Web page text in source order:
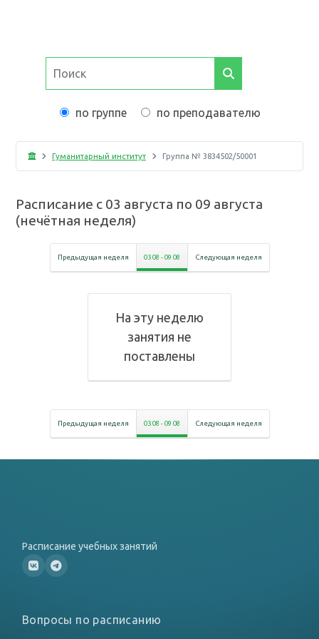
по группе по преподавателю
Гуманитарный институт Группа № 3834502/50001
Расписание с 03 августа по 09 августа
(нечётная неделя)
Предыдущая неделя 03 08 -09 08 Следующая неделя
На эту неделю
занятия не
поставлены
Предыдущая неделя 03 08 -09 08 Следующая неделя
Расписание учебных занятий
Вопросы по расписанию